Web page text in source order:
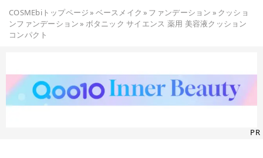
COSMEbiトップページ» ベースメイク » ファンデーション » クッショ
ンファンデーション» ボタニック サイエンス 薬用 美容液クッション
コンパクト
PR